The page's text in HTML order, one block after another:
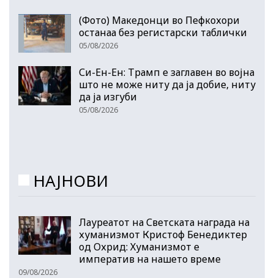
(Фото) Македонци во Пефкохори
останаа без регистарски таблички
05/08/2026
Си-Ен-Ен: Трамп е заглавен во војна
што не може ниту да ја добие, ниту
да ја изгуби
05/08/2026
НАЈНОВИ
Лауреатот на Светската награда на
хуманизмот Кристоф Бенедиктер
од Охрид: Хуманизмот е
императив на нашето време
09/08/2026